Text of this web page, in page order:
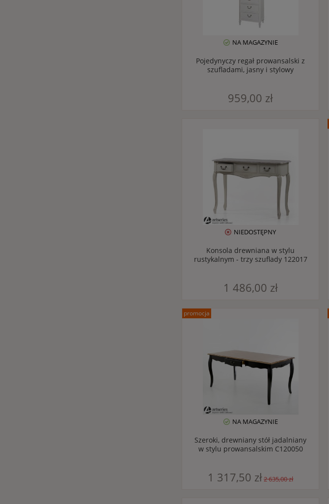
NA MAGAZYNIE
Pojedynyczy regał prowansalski z
szufladami, jasny i stylowy
959,00 zł
NIEDOSTĘPNY
Konsola drewniana w stylu
rustykalnym - trzy szuflady 122017
1 486,00 zł
NA MAGAZYNIE
Szeroki, drewniany stół jadalniany
w stylu prowansalskim C120050
1 317,50 zł2 635,00 zł
promocja